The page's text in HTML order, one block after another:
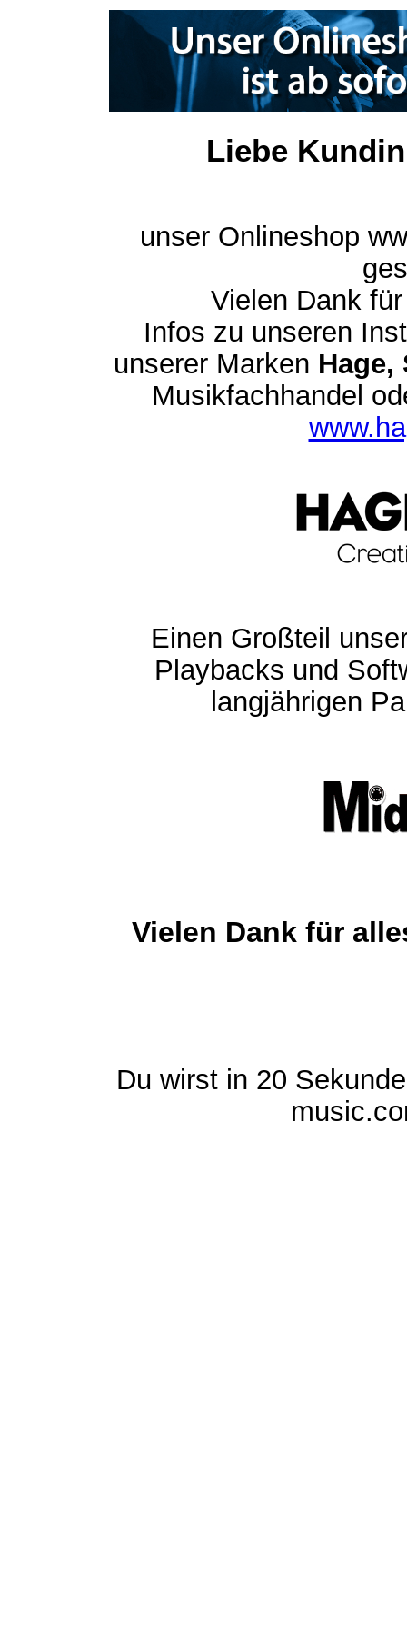
Liebe
unser Onlineshop
Vielen Dank
Infos zu unseren
unserer Marken Hage,
Musikfachhandel
Einen Großteil
Playbacks und
langjährigen
Vielen Dank für
Du wirst in 20